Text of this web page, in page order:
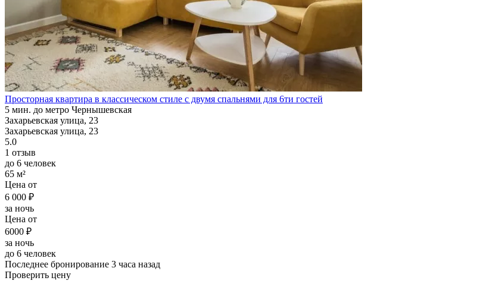
Просторная квартира в классическом стиле с двумя спальнями для 6ти гостей
5 мин. до метро Чернышевская
Захарьевская улица, 23
Захарьевская улица, 23
5.0
1 отзыв
до 6 человек
65 м²
Цена от
6 000 ₽
за ночь
Цена от
6000 ₽
за ночь
до 6 человек
Последнее бронирование 3 часа назад
Проверить цену